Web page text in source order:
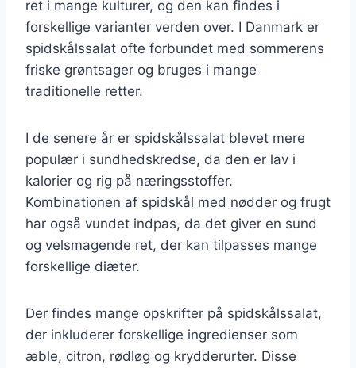
ret i mange kulturer, og den kan findes i
forskellige varianter verden over. I Danmark er
spidskålssalat ofte forbundet med sommerens
friske grøntsager og bruges i mange
traditionelle retter.
I de senere år er spidskålssalat blevet mere
populær i sundhedskredse, da den er lav i
kalorier og rig på næringsstoffer.
Kombinationen af spidskål med nødder og frugt
har også vundet indpas, da det giver en sund
og velsmagende ret, der kan tilpasses mange
forskellige diæter.
Der findes mange opskrifter på spidskålssalat,
der inkluderer forskellige ingredienser som
æble, citron, rødløg og krydderurter. Disse